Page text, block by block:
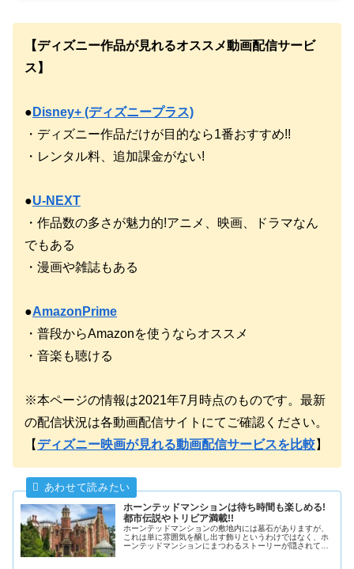
【ディズニー作品が見れるオススメ動画配信サービ
ス】
● Disney+ (ディズニープラス)
・ディズニー作品だけが目的なら1番おすすめ!!
・レンタル料、追加課金がない!
●U-NEXT
・作品数の多さが魅力的!アニメ、映画、ドラマなん
でもある
・漫画や雑誌もある
●AmazonPrime
・普段からAmazonを使うならオススメ
・音楽も聴ける
※本ページの情報は2021年7月時点のものです。最新
の配信状況は各動画配信サイトにてご確認ください。
【 ディズニー映画が見れる動画配信サービスを比較】
ホーンテッドマンションは待ち時間も楽しめる!
都市伝説やトリビア満載!!
ホーンテッドマンションの敷地内には墓石がありますが、
これは単に雰囲気を醸し出す飾りというわけではなく、ホ
ーンテッドマンションにまつわるストーリーが隠されてい